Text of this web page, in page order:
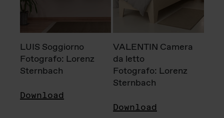
LUIS Soggiorno
Fotografo: Lorenz
Sternbach
Download
VALENTIN Camera
da letto
Fotografo: Lorenz
Sternbach
Download